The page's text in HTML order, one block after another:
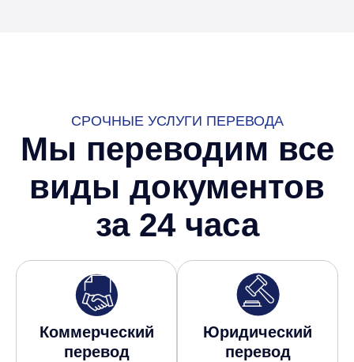
СРОЧНЫЕ УСЛУГИ ПЕРЕВОДА
Мы переводим все
виды документов
за 24 часа
Коммерческий
перевод
Юридический
перевод